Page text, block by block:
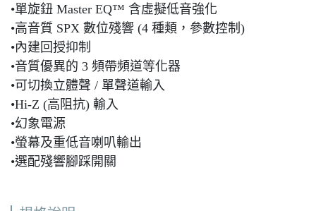
•單旋鈕 Master EQ™ 含虛擬低音強化
•高音質 SPX 數位殘響 (4 種類，參數控制)
•內建回授抑制
•音質優異的 3 頻帶頻道等化器
•可切換立體聲 / 單聲道輸入
•Hi-Z (高阻抗) 輸入
•幻象電源
•螢幕及重低音喇叭輸出
•選配殘響腳踩開關